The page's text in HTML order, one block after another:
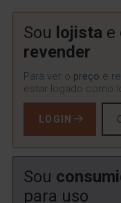
Sou lojista e
revender
Para ver o preço e
estar logado como
LOGIN
Sou
para uso